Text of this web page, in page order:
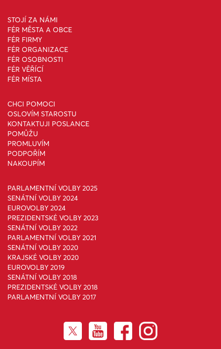
STOJÍ ZA NÁMI
FÉR MĚSTA A OBCE
FÉR FIRMY
FÉR ORGANIZACE
FÉR OSOBNOSTI
FÉR VĚŘÍCÍ
FÉR MÍSTA
CHCI POMOCI
OSLOVÍM STAROSTU
KONTAKTUJI POSLANCE
POMŮŽU
PROMLUVÍM
PODPOŘÍM
NAKOUPÍM
PARLAMENTNÍ VOLBY 2025
SENÁTNÍ VOLBY 2024
EUROVOLBY 2024
PREZIDENTSKÉ VOLBY 2023
SENÁTNÍ VOLBY 2022
PARLAMENTNÍ VOLBY 2021
SENÁTNÍ VOLBY 2020
KRAJSKÉ VOLBY 2020
EUROVOLBY 2019
SENÁTNÍ VOLBY 2018
PREZIDENTSKÉ VOLBY 2018
PARLAMENTNÍ VOLBY 2017